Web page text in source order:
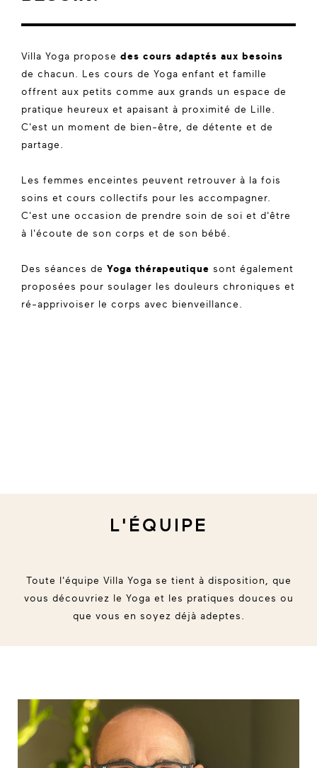
Villa Yoga propose des cours adaptés aux besoins
de chacun. Les cours de Yoga enfant et famille
offrent aux petits comme aux grands un espace de
pratique heureux et apaisant à proximité de Lille.
C'est un moment de bien-être, de détente et de
partage.
Les femmes enceintes peuvent retrouver à la fois
soins et cours collectifs pour les accompagner.
C'est une occasion de prendre soin de soi et d'être
à l'écoute de son corps et de son bébé.
Des séances de Yoga thérapeutique sont également
proposées pour soulager les douleurs chroniques et
ré-apprivoiser le corps avec bienveillance.
L'ÉQUIPE
Toute l'équipe Villa Yoga se tient à disposition, que
vous découvriez le Yoga et les pratiques douces ou
que vous en soyez déjà adeptes.